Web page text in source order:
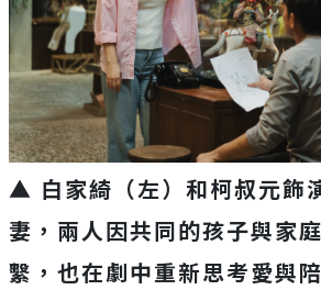
▲ 白家綺（左）和柯叔元飾
妻，兩人因共同的孩子與家
繫，也在劇中重新思考愛與